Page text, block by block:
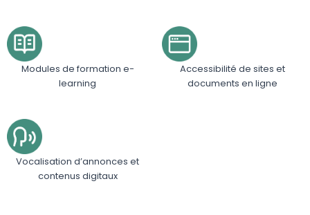
Modules de formation e-
learning
Accessibilité de sites et
documents en ligne
Vocalisation d’annonces et
contenus digitaux